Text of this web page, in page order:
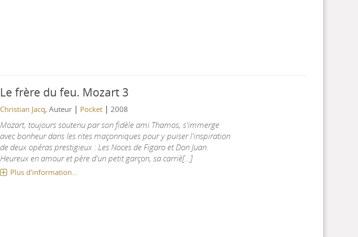
Le frère du feu. Mozart 3
Christian Jacq, Auteur | Pocket| 2008
Mozart, toujours soutenu par son fidèle ami Thamos, s'immerge
avec bonheur dans les rites maçonniques pour y puiser l'inspiration
de deux opéras prestigieux : Les Noces de Figaro et Don Juan.
Heureux en amour et père d'un petit garçon, sa carriè[...]
Plus d'information...